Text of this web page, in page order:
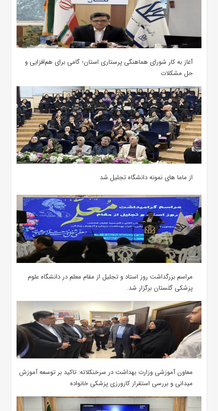
آغاز به کار شورای هماهنگی پرستاری استان؛ گامی برای هم‌افزایی و
حل مشکلات
از ماما های نمونه دانشگاه تجلیل شد
مراسم بزرگداشت روز استاد و تجلیل از مقام معلم در دانشگاه علوم
پزشکی گلستان برگزار شد.‌
معاون آموزشی وزارت بهداشت در سرخنکلاته: تاکید بر توسعه آموزش
میدانی و بررسی استقرار کارورزی پزشکی ‌خانواده